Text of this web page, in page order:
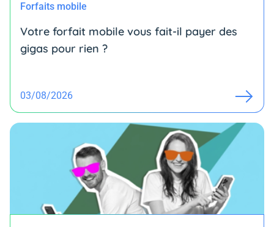
Forfaits mobile
Votre forfait mobile vous fait-il payer des
gigas pour rien ?
03/08/2026